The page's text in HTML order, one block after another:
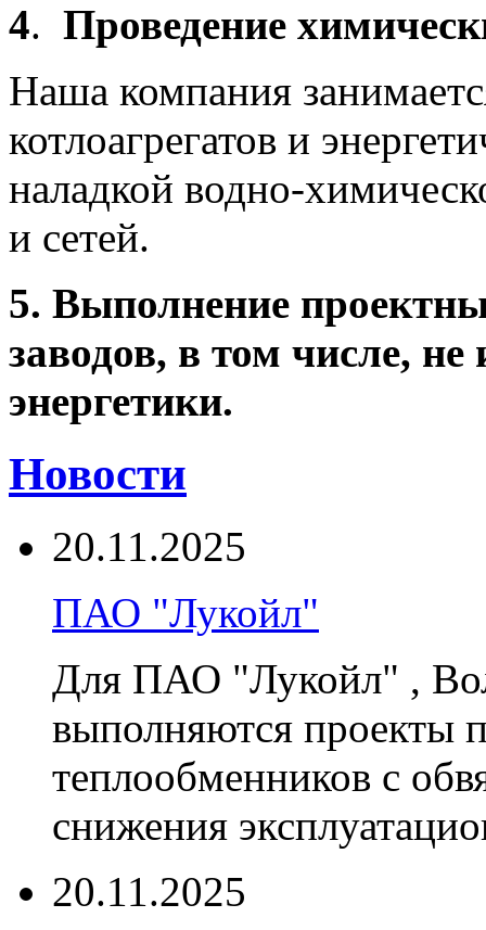
4. Проведение
Наша компания
котлоагрегатов и
наладкой водно-
и сетей.
5. Выполнение
заводов, в том числе,
энергетики.
Новости
20.11.2025
ПАО "Лукойл"
Для ПАО "Лукойл" ,
выполняются проекты
теплообменников с
снижения
20.11.2025